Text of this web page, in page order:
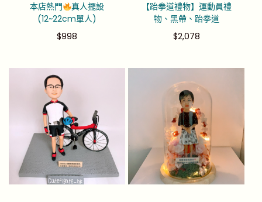
本店熱門
真人擺設
(12~22cm單人)
$998
【跆拳道禮物】運動員禮
物、黑帶、跆拳道
$2,078